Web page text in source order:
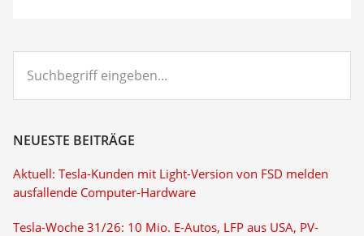
eingeben...
NEUESTE BEITRÄGE
Aktuell: Tesla-Kunden mit Light-Version von FSD melden
ausfallende Computer-Hardware
Tesla-Woche 31/26: 10 Mio. E-Autos, LFP aus USA, PV-